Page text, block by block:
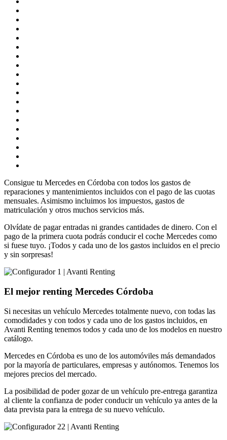
Consigue tu Mercedes en Córdoba con todos los gastos de
reparaciones y mantenimientos incluidos con el pago de las cuotas
mensuales. Asimismo incluimos los impuestos, gastos de
matriculación y otros muchos servicios más.
Olvídate de pagar entradas ni grandes cantidades de dinero. Con el
pago de la primera cuota podrás conducir el coche Mercedes como
si fuese tuyo. ¡Todos y cada uno de los gastos incluidos en el precio
y sin sorpresas!
El mejor renting Mercedes Córdoba
Si necesitas un vehículo Mercedes totalmente nuevo, con todas las
comodidades y con todos y cada uno de los gastos incluidos, en
Avanti Renting tenemos todos y cada uno de los modelos en nuestro
catálogo.
Mercedes en Córdoba es uno de los automóviles más demandados
por la mayoría de particulares, empresas y autónomos. Tenemos los
mejores precios del mercado.
La posibilidad de poder gozar de un vehículo pre-entrega garantiza
al cliente la confianza de poder conducir un vehículo ya antes de la
data prevista para la entrega de su nuevo vehículo.